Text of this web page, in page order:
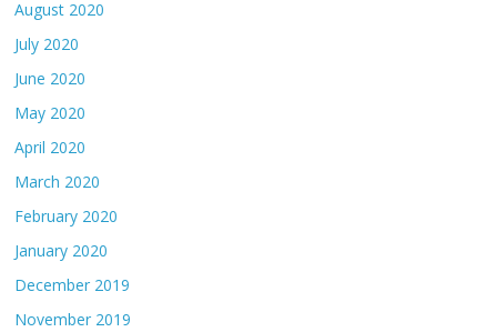
August 2020
July 2020
June 2020
May 2020
April 2020
March 2020
February 2020
January 2020
December 2019
November 2019